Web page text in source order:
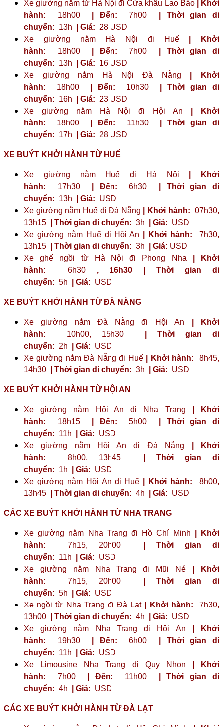
Xe giường nằm từ Hà Nội đi Cửa khẩu Lao Bảo
| Khởi
hành: 18h00 | Đến: 7h00
| Thời gian di
chuyển: 13h | Giá: 28 USD
Xe giường nằm Hà Nội đi Huế
| Khởi
hành: 18h00 | Đến: 7h00
| Thời gian di
chuyển: 13h | Giá: 16 USD
Xe giường nằm Hà Nội Đà Nẵng
| Khởi
hành: 18h00 | Đến: 10h30
| Thời gian di
chuyển: 16h | Giá: 23 ​​USD
Xe giường nằm Hà Nội đi Hội An
| Khởi
hành: 18h00 | Đến: 11h30
| Thời gian di
chuyển: 17h | Giá: 28 USD
XE BUÝT KHỞI HÀNH TỪ HUẾ
Xe giường nằm Huế đi Hà Nội
| Khởi
hành: 17h30 | Đến: 6h30
| Thời gian di
chuyển: 13h | Giá: USD
Xe giường nằm Huế đi Đà Nẵng
| Khởi hành: 07h30,
13h15
| Thời gian di chuyển: 3h | Giá: USD
Xe giường nằm Huế đi Hội An
| Khởi hành: 7h30,
13h15
| Thời gian di chuyển: 3h | Giá: USD
Xe ghế ngồi từ Hà Nội đi Phong Nha
| Khởi
hành: 6h30 , 16h30
| Thời gian di
chuyển: 5h | Giá: USD
XE BUÝT KHỞI HÀNH TỪ ĐÀ NẴNG
Xe giường nằm Đà Nẵng đi Hội An
| Khởi
hành: 10h00, 15h30
| Thời gian di
chuyển: 2h | Giá: USD
Xe giường nằm Đà Nẵng đi Huế
| Khởi hành: 8h45,
14h30
| Thời gian di chuyển: 3h | Giá: USD
XE BUÝT KHỞI HÀNH TỪ HỘI AN
Xe giường nằm Hội An đi Nha Trang
| Khởi
hành: 18h15 | Đến: 5h00
| Thời gian di
chuyển: 11h | Giá: USD
Xe giường nằm Hội An đi Đà Nẵng
| Khởi
hành: 8h00, 13h45
| Thời gian di
chuyển: 1h | Giá: USD
Xe giường nằm Hội An đi Huế
| Khởi hành: 8h00,
13h45
| Thời gian di chuyển: 4h | Giá: USD
CÁC XE BUÝT KHỞI HÀNH TỪ NHA TRANG
Xe giường nằm Nha Trang đi Hồ Chí Minh
| Khởi
hành: 7h15, 20h00
| Thời gian di
chuyển: 11h | Giá: USD
Xe giường nằm Nha Trang đi Mũi Né
| Khởi
hành: 7h15, 20h00
| Thời gian di
chuyển: 5h | Giá: USD
Xe ngồi từ Nha Trang đi Đà Lạt
| Khởi hành: 7h30,
13h00
| Thời gian di chuyển: 4h | Giá: USD
Xe giường nằm Nha Trang đi Hội An
| Khởi
hành: 19h30 | Đến: 6h00
| Thời gian di
chuyển: 11h | Giá: USD
Xe Limousine Nha Trang đi Quy Nhon
| Khởi
hành: 7h00 | Đến: 11h00
| Thời gian di
chuyển: 4h | Giá: USD
CÁC XE BUÝT KHỞI HÀNH TỪ ĐÀ LẠT